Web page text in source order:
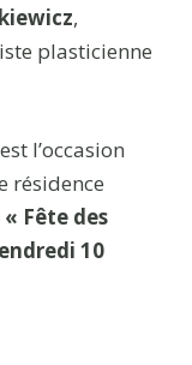
,
plasticienne
l’occasion
résidence
Fête des
10